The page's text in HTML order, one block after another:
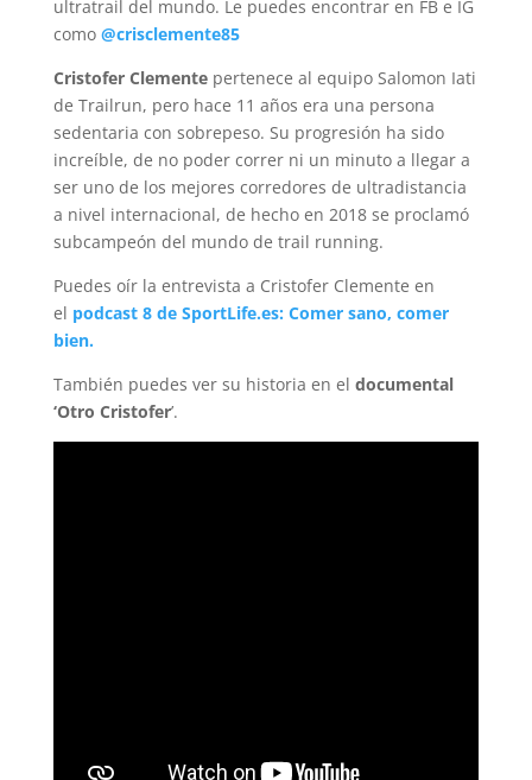
ultratrail del mundo. Le puedes encontrar en FB e IG
como @crisclemente85
Cristofer Clementepertenece al equipo Salomon Iati
de Trailrun, pero hace 11 años era una persona
sedentaria con sobrepeso. Su progresión ha sido
increíble, de no poder correr ni un minuto a llegar a
ser uno de los mejores corredores de ultradistancia
a nivel internacional, de hecho en 2018 se proclamó
subcampeón del mundo de trail running.
Puedes oír la entrevista a Cristofer Clemente en
el podcast 8 de SportLife.es: Comer sano, comer
bien.
También puedes ver su historia en el documental
‘Otro Cristofer’.